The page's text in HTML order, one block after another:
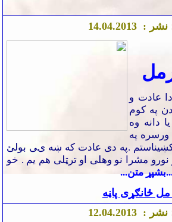
14.04.2013
عادت و
په کوم
دانه وه
ورسره په
.په دی عادت که ښه یی بولئ
نورو مشرا نو وهلی او ترټلی هم یم . خو
متن...
ځانګړی پاڼه
12.04.2013